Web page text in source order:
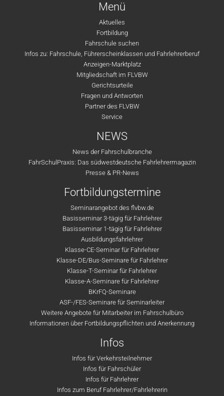
Menü
Aktuelles
Fortbildung
Fahrschule suchen
Infos zu: Fahrschule, Führerscheinklassen und Fahrlehrerberuf
Anzeigen-Marktplatz
Mitgliedschaft im FLVBW
Gerichtsurteile
Fragen und Antworten
Partner des FLVBW
Service
NEWS
News der Fahrschulbranche
FahrSchulPraxis: Das südwestdeutsche Fahrlehrermagazin
Presse & PR-News
Fortbildungstermine
Seminarangebot des flvbw.de
Basisseminar 3-tägig für Fahrlehrer
Basisseminar 1-tägig für Fahrlehrer
Ausbildungsfahrlehrer
Klasse-CE-Seminar für Fahrlehrer
Klasse-DE/Bus-Seminare für Fahrlehrer
Klasse-T-Seminar für Fahrlehrer
Klasse-A-Seminare für Fahrlehrer
BKrFQ-Seminare
ASF-/FES-Seminare für Seminarleiter
Weitere Angebote für Mitarbeiter im Fahrschulbüro
Informationen über Fortbildungspflichten und Anerkennung
Infos
Infos für Verkehrsteilnehmer
Infos für Fahrschüler
Infos für Fahrlehrer
Infos zum Beruf Fahrlehrer/Fahrlehrerin